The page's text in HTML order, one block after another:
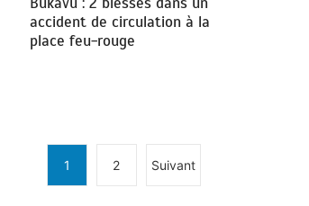
accident de circulation à la
place feu-rouge
1 2 Suivant